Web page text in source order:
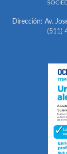
Dirección: Av.
(511)